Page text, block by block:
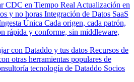
CDC en Tiempo Real Actualización en
y no horas Integración de Datos SaaS
Única Cada origen, cada patrón,
rápida y conforme, sin middleware,
con Dataddo y tus datos Recursos de
otras herramientas populares de
tecnología de Dataddo Socios